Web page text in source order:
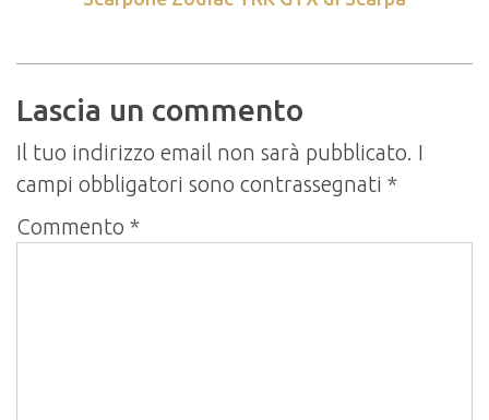
Lascia un commento
Il tuo indirizzo email non sarà pubblicato. I
campi obbligatori sono contrassegnati *
Commento *